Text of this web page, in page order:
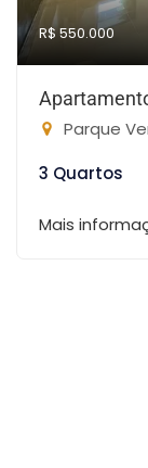
R$ 550.000
Parque
3 Quartos
Mais